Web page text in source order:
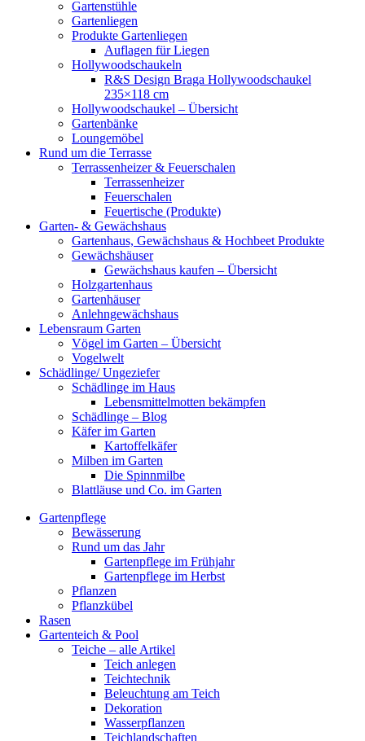
Gartenstühle
Gartenliegen
Produkte Gartenliegen
Auflagen für Liegen
Hollywoodschaukeln
R&S Design Braga Hollywoodschaukel
235×118 cm
Hollywoodschaukel – Übersicht
Gartenbänke
Loungemöbel
Rund um die Terrasse
Terrassenheizer & Feuerschalen
Terrassenheizer
Feuerschalen
Feuertische (Produkte)
Garten- & Gewächshaus
Gartenhaus, Gewächshaus & Hochbeet Produkte
Gewächshäuser
Gewächshaus kaufen – Übersicht
Holzgartenhaus
Gartenhäuser
Anlehngewächshaus
Lebensraum Garten
Vögel im Garten – Übersicht
Vogelwelt
Schädlinge/ Ungeziefer
Schädlinge im Haus
Lebensmittelmotten bekämpfen
Schädlinge – Blog
Käfer im Garten
Kartoffelkäfer
Milben im Garten
Die Spinnmilbe
Blattläuse und Co. im Garten
Gartenpflege
Bewässerung
Rund um das Jahr
Gartenpflege im Frühjahr
Gartenpflege im Herbst
Pflanzen
Pflanzkübel
Rasen
Gartenteich & Pool
Teiche – alle Artikel
Teich anlegen
Teichtechnik
Beleuchtung am Teich
Dekoration
Wasserpflanzen
Teichlandschaften